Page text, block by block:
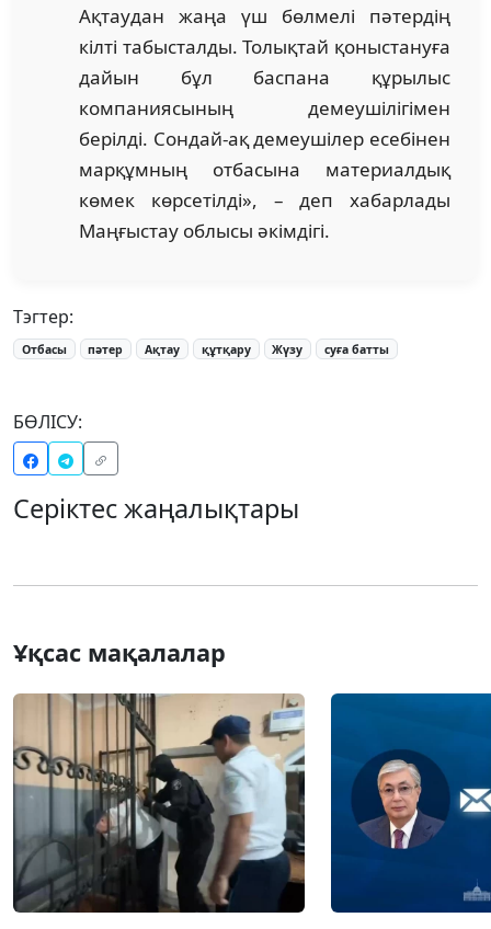
Ақтаудан жаңа үш бөлмелі пәтердің
кілті табысталды. Толықтай қоныстануға
дайын бұл баспана құрылыс
компаниясының демеушілігімен
берілді. Сондай-ақ демеушілер есебінен
марқұмның отбасына материалдық
көмек көрсетілді», – деп хабарлады
Маңғыстау облысы әкімдігі.
Тэгтер:
Отбасы пәтер Ақтау құтқару Жүзу суға батты
БӨЛІСУ:
Серіктес жаңалықтары
Ұқсас мақалалар